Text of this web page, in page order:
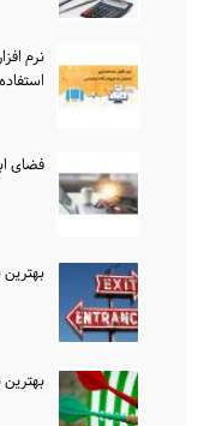
نرم
استفاده
فضای
بهترین